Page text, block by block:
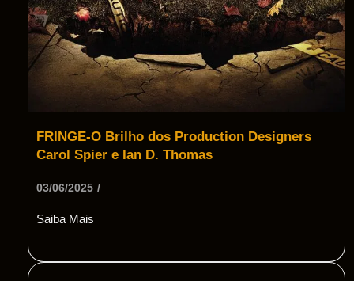
FRINGE-O Brilho dos Production Designers
Carol Spier e Ian D. Thomas
03/06/2025 /
Saiba Mais